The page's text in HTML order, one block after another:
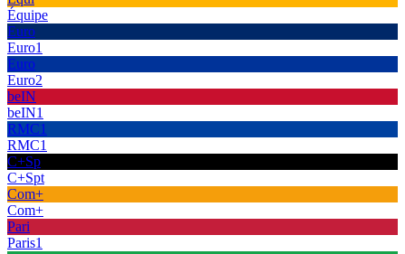
Équipe
Euro
Euro1
Euro
Euro2
beIN
beIN1
RMC1
RMC1
C+Sp
C+Spt
Com+
Com+
Pari
Paris1